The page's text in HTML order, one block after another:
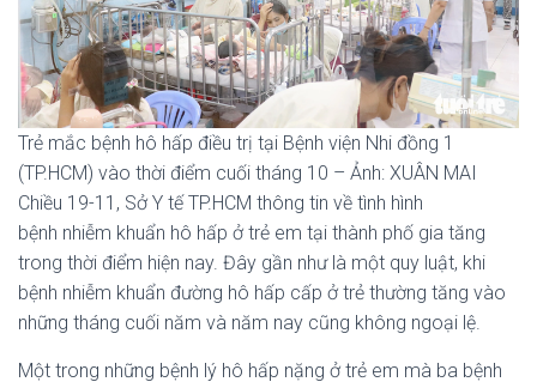
Trẻ mắc bệnh hô hấp điều trị tại Bệnh viện Nhi đồng 1
(TP.HCM) vào thời điểm cuối tháng 10 – Ảnh: XUÂN MAI
Chiều 19-11, Sở Y tế TP.HCM thông tin về tình hình
bệnh nhiễm khuẩn hô hấp ở trẻ em tại thành phố gia tăng
trong thời điểm hiện nay. Đây gần như là một quy luật, khi
bệnh nhiễm khuẩn đường hô hấp cấp ở trẻ thường tăng vào
những tháng cuối năm và năm nay cũng không ngoại lệ.
Một trong những bệnh lý hô hấp nặng ở trẻ em mà ba bệnh